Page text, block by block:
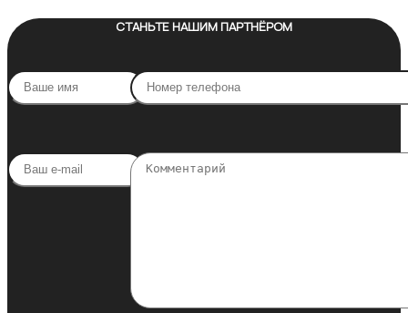
СТАНЬТЕ НАШИМ ПАРТНЁРОМ